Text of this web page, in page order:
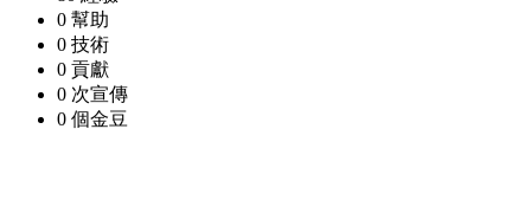
0 幫助
0 技術
0 貢獻
0 次宣傳
0 個金豆